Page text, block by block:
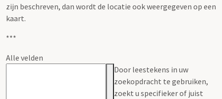
zijn beschreven, dan wordt de locatie ook weergegeven op een
kaart.
***
Alle velden
Door leestekens in uw
zoekopdracht te gebruiken,
zoekt u specifieker of juist